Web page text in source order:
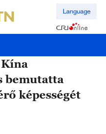
Language
bemutatta
képességét